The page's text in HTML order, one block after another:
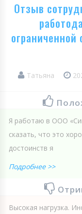
Отзыв
Татьяна
Я работаю в ООО
сказать, что это
достоинств я
Подробнее >>
Высокая нагрузка.